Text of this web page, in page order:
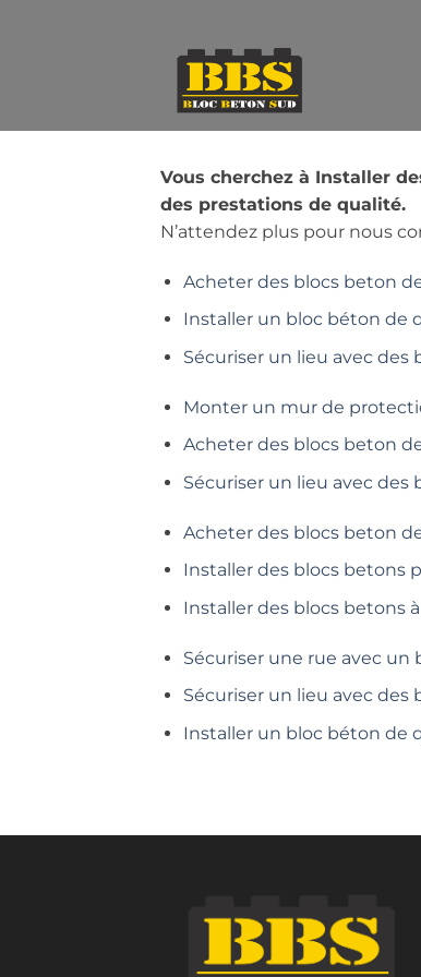
Vous cherchez à Installer
des prestations de qualité.
N’attendez plus pour nous
Acheter des blocs beton
Installer un bloc béton de
Sécuriser un lieu avec des
Monter un mur de
Acheter des blocs beton
Sécuriser un lieu avec des
Acheter des blocs beton
Installer des blocs betons
Installer des blocs betons
Sécuriser une rue avec un
Sécuriser un lieu avec des
Installer un bloc béton de